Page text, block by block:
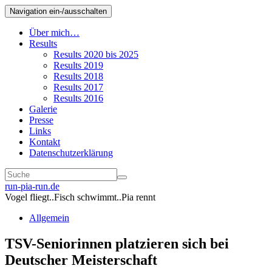
Navigation ein-/ausschalten
Über mich…
Results
Results 2020 bis 2025
Results 2019
Results 2018
Results 2017
Results 2016
Galerie
Presse
Links
Kontakt
Datenschutzerklärung
run-pia-run.de
Vogel fliegt..Fisch schwimmt..Pia rennt
Allgemein
TSV-Seniorinnen platzieren sich bei
Deutscher Meisterschaft